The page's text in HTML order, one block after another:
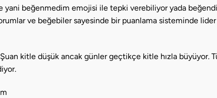
beğenmedim emojisi ile tepki verebiliyor yada
ve beğebiler sayesinde bir puanlama sisteminde
kitle düşük ancak günler geçtikçe kitle hızla büyüyor.